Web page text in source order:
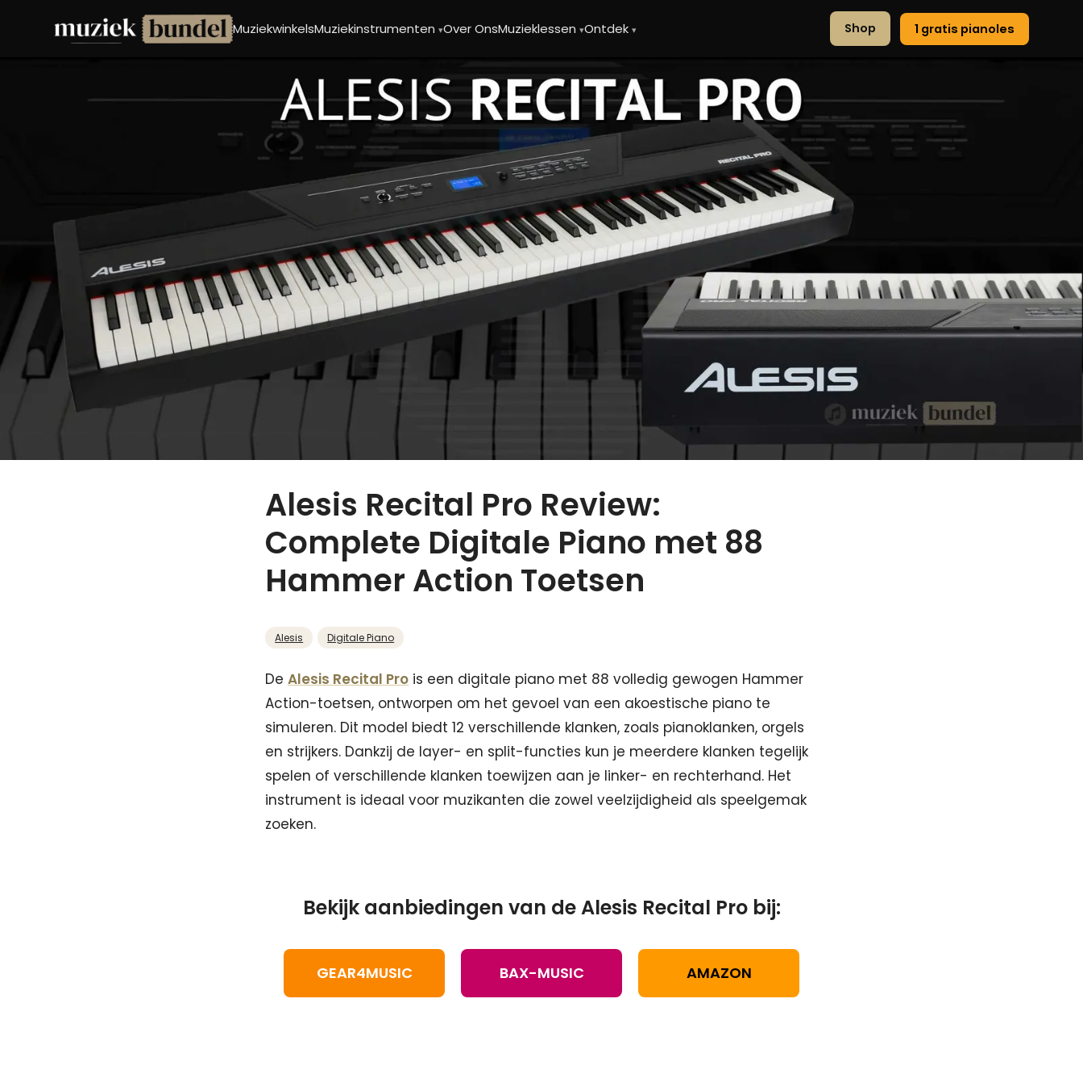
MuziekwinkelsMuziekinstrumenten▾Over OnsMuzieklessen▾Ontdek▾ Shop 1 gratis pianoles
Alesis Recital Pro Review:
Complete Digitale Piano met 88
Hammer Action Toetsen
Alesis Digitale Piano
DeAlesis Recital Pro is een digitale piano met 88 volledig gewogen Hammer
Action-toetsen, ontworpen om het gevoel van een akoestische piano te
simuleren. Dit model biedt 12 verschillende klanken, zoals pianoklanken, orgels
en strijkers. Dankzij de layer- en split-functies kun je meerdere klanken tegelijk
spelen of verschillende klanken toewijzen aan je linker- en rechterhand. Het
instrument is ideaal voor muzikanten die zowel veelzijdigheid als speelgemak
zoeken.
Bekijk aanbiedingen van de Alesis Recital Pro bij:
GEAR4MUSIC BAX-MUSIC AMAZON